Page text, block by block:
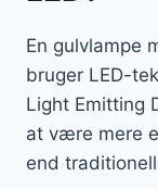
En gulvlampe
bruger LED-
Light Emitting
at være mere
end